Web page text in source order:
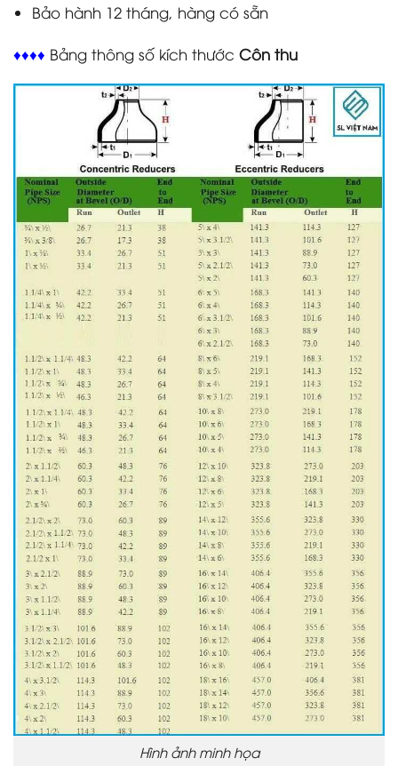
Bảo hành 12 tháng, hàng có sẵn
♦♦♦♦ Bảng thông số kích thước Côn thu
Hình ảnh minh họa